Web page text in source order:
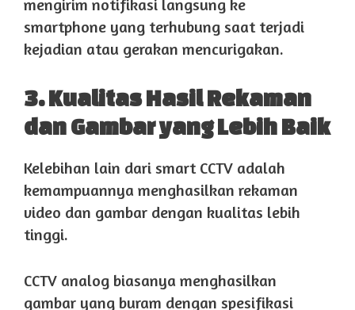
mengirim notifikasi langsung ke
smartphone yang terhubung saat terjadi
kejadian atau gerakan mencurigakan.
3. Kualitas Hasil Rekaman
dan Gambar yang Lebih Baik
Kelebihan lain dari smart CCTV adalah
kemampuannya menghasilkan rekaman
video dan gambar dengan kualitas lebih
tinggi.
CCTV analog biasanya menghasilkan
gambar yang buram dengan spesifikasi